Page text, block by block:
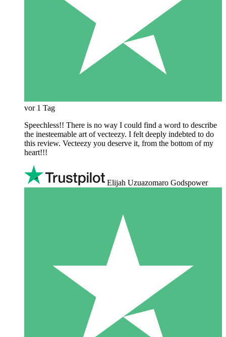
vor 1 Tag
Speechless!! There is no way I could find a word to describe
the inesteemable art of vecteezy. I felt deeply indebted to do
this review. Vecteezy you deserve it, from the bottom of my
heart!!!
Elijah Uzuazomaro Godspower